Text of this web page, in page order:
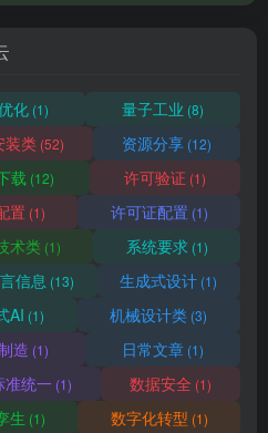
16/2025
化 (1) 量子工业 (8)
装类 (52) 资源分享 (12)
载 (12) 许可验证 (1)
置 (1) 许可证配置(1)
术类 (1) 系统要求(1)
信息 (13) 生成式设计 (1)
AI (1) 机械设计类 (3)
造 (1) 日常文章 (1)
准统一 (1) 数据安全 (1)
生 (1) 数字化转型 (1)